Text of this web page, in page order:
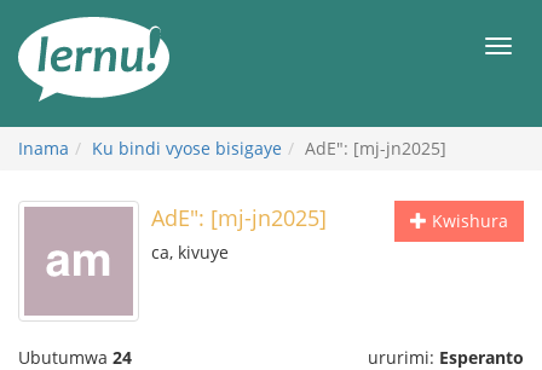
rupapuro
rw'ibirimwo
Inama Ku bindi vyose bisigaye AdE": [mj-jn2025]
Kwishura
AdE": [mj-jn2025]
ca, kivuye
Ubutumwa 24 ururimi: Esperanto